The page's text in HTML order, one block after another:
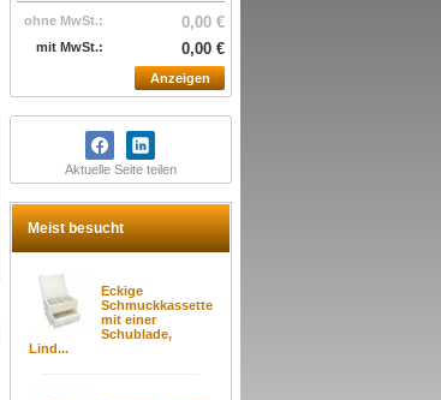
ohne MwSt.: 0,00 €
mit MwSt.: 0,00 €
Anzeigen
Aktuelle Seite teilen
Meist besucht
Eckige
Schmuckkassette
mit einer
Schublade,
Lind...